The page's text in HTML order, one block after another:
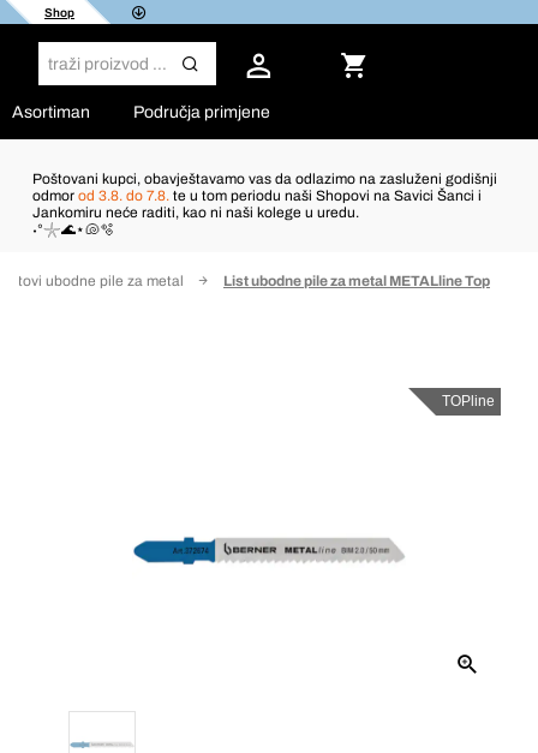
Shop
Asortiman Područja primjene
Poštovani kupci, obavještavamo vas da odlazimo na zasluženi godišnji
odmor od 3.8. do 7.8. te u tom periodu naši Shopovi na Savici Šanci i
Jankomiru neće raditi, kao ni naši kolege u uredu.
˖°𓇼🌊⋆🐚🫧
Listovi ubodne pile za metal List ubodne pile za metal METALline Top
TOPline